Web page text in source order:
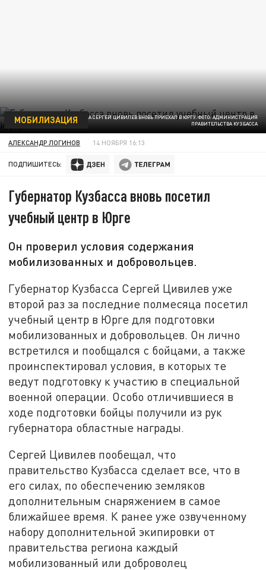
ГУБЕРНАТОР КУЗБАССА СЕРГЕЙ ЦИВИЛЕВ ВНОВЬ ПРИЕХАЛ В ЮРГУ. ФОТО: АДМИНИСТРАЦИЯ
ПРАВИТЕЛЬСТВА КУЗБАССА
МОБИЛИЗАЦИЯ
АЛЕКСАНДР ЛОГИНОВ 14 НОЯБРЯ 16:13
ПОДПИШИТЕСЬ:
Губернатор Кузбасса вновь посетил
учебный центр в Юрге
Он проверил условия содержания
мобилизованных и добровольцев.
Губернатор Кузбасса Сергей Цивилев уже
второй раз за последние полмесяца посетил
учебный центр в Юрге для подготовки
мобилизованных и добровольцев. Он лично
встретился и пообщался с бойцами, а также
проинспектировал условия, в которых те
ведут подготовку к участию в специальной
военной операции. Особо отличившиеся в
ходе подготовки бойцы получили из рук
губернатора областные награды.
Сергей Цивилев пообещал, что
правительство Кузбасса сделает все, что в
его силах, по обеспечению земляков
дополнительным снаряжением в самое
ближайшее время. К ранее уже озвученному
набору дополнительной экипировки от
правительства региона каждый
мобилизованный или доброволец